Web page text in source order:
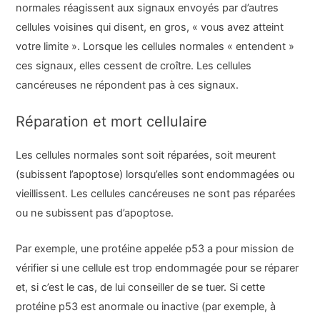
normales réagissent aux signaux envoyés par d’autres
cellules voisines qui disent, en gros, « vous avez atteint
votre limite ». Lorsque les cellules normales « entendent »
ces signaux, elles cessent de croître. Les cellules
cancéreuses ne répondent pas à ces signaux.
Réparation et mort cellulaire
Les cellules normales sont soit réparées, soit meurent
(subissent l’apoptose) lorsqu’elles sont endommagées ou
vieillissent. Les cellules cancéreuses ne sont pas réparées
ou ne subissent pas d’apoptose.
Par exemple, une protéine appelée p53 a pour mission de
vérifier si une cellule est trop endommagée pour se réparer
et, si c’est le cas, de lui conseiller de se tuer. Si cette
protéine p53 est anormale ou inactive (par exemple, à